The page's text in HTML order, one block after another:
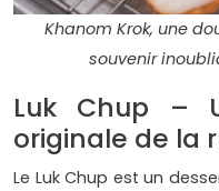
Khanom Krok, une
souvenir
Luk Chup –
originale de la
Le Luk Chup est un